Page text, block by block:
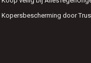
Kopersbescherming door